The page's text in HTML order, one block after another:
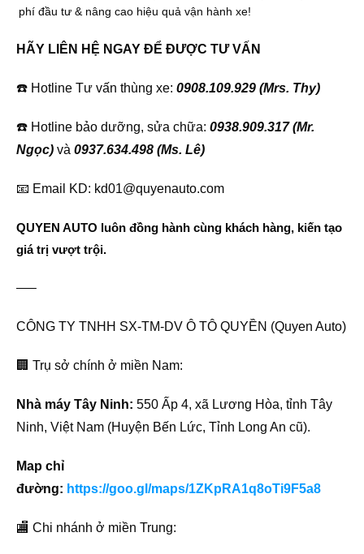
phí đầu tư & nâng cao hiệu quả vận hành xe!
HÃY LIÊN HỆ NGAY ĐỂ ĐƯỢC TƯ VẤN
☎️ Hotline Tư vấn thùng xe: 0908.109.929 (Mrs. Thy)
☎️ Hotline bảo dưỡng, sửa chữa: 0938.909.317 (Mr.
Ngọc) và 0937.634.498 (Ms. Lê)
📧 Email KD: kd01@quyenauto.com
QUYEN AUTO luôn đồng hành cùng khách hàng, kiến tạo
giá trị vượt trội.
—–
CÔNG TY TNHH SX-TM-DV Ô TÔ QUYỀN (Quyen Auto)
🏢 Trụ sở chính ở miền Nam:
Nhà máy Tây Ninh: 550 Ấp 4, xã Lương Hòa, tỉnh Tây
Ninh, Việt Nam (Huyện Bến Lức, Tỉnh Long An cũ).
Map chỉ
đường: https://goo.gl/maps/1ZKpRA1q8oTi9F5a8
🏬 Chi nhánh ở miền Trung: